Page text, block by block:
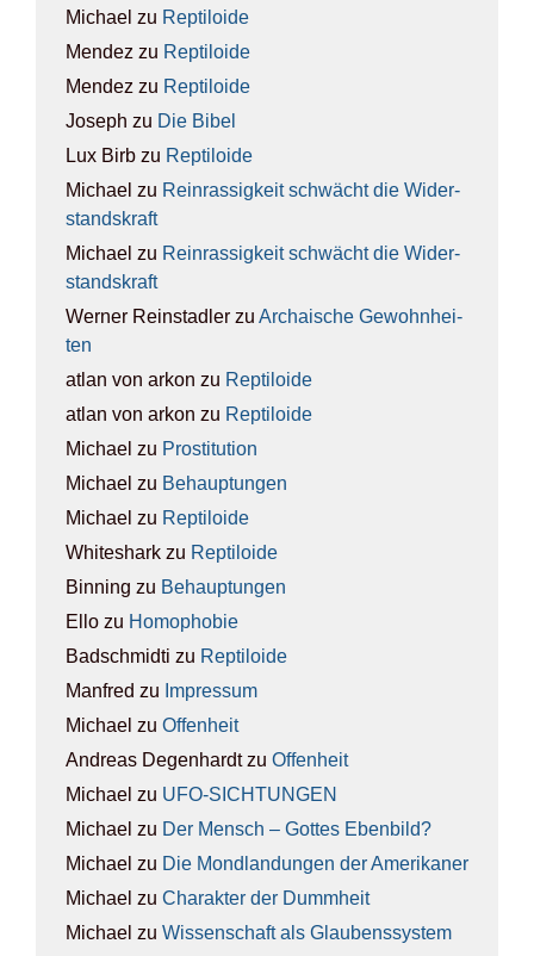
Michael zu Rep­ti­lo­ide
Mendez zu Rep­ti­lo­ide
Mendez zu Rep­ti­lo­ide
Joseph zu Die Bibel
Lux Birb zu Rep­ti­lo­ide
Michael zu Rein­ras­sig­keit schwächt die Wider­
stands­kraft
Michael zu Rein­ras­sig­keit schwächt die Wider­
stands­kraft
Werner Reinstadler zu Archai­sche Gewohn­hei­
ten
atlan von arkon zu Rep­ti­lo­ide
atlan von arkon zu Rep­ti­lo­ide
Michael zu Pro­sti­tu­ti­on
Michael zu Behaup­tun­gen
Michael zu Rep­ti­lo­ide
Whiteshark zu Rep­ti­lo­ide
Binning zu Behaup­tun­gen
Ello zu Homo­pho­bie
Badschmidti zu Rep­ti­lo­ide
Manfred zu Impres­sum
Michael zu Offen­heit
Andreas Degenhardtzu Offen­heit
Michael zu UFO-SICH­TUN­GEN
Michael zu Der Mensch – Got­tes Eben­bild?
Michael zu Die Mond­lan­dun­gen der Ame­ri­ka­ner
Michael zu Cha­rak­ter der Dumm­heit
Michael zu Wis­sen­schaft als Glau­bens­sys­tem